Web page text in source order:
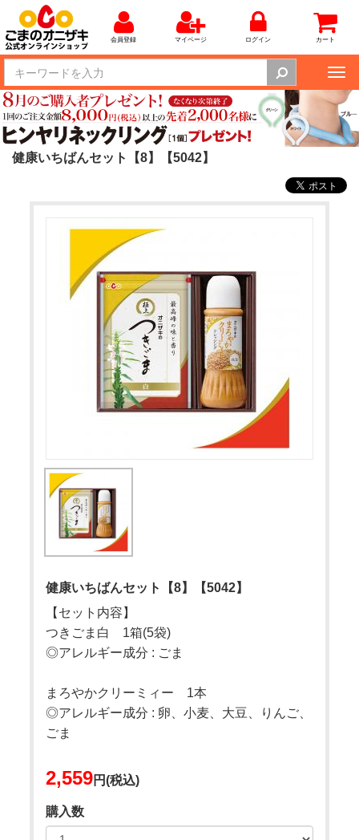
会員登録 マイページ ログイン カート
健康いちばんセット【8】【5042】
健康いちばんセット【8】【5042】
【セット内容】
つきごま白 1箱(5袋)
◎アレルギー成分 : ごま
まろやかクリーミィー 1本
◎アレルギー成分 : 卵、小麦、大豆、りんご、
ごま
2,559円(税込)
購入数